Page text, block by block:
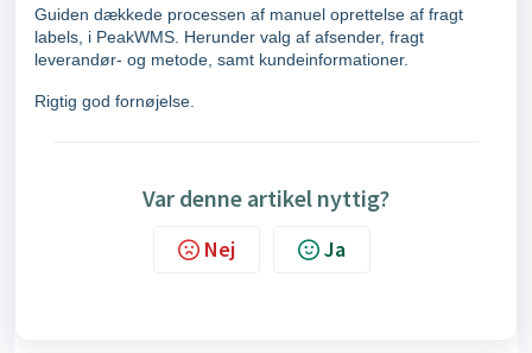
Guiden dækkede processen af manuel oprettelse af fragt
labels, i PeakWMS. Herunder valg af afsender, fragt
leverandør- og metode, samt kundeinformationer.
Rigtig god fornøjelse.
Var denne artikel nyttig?
Nej Ja